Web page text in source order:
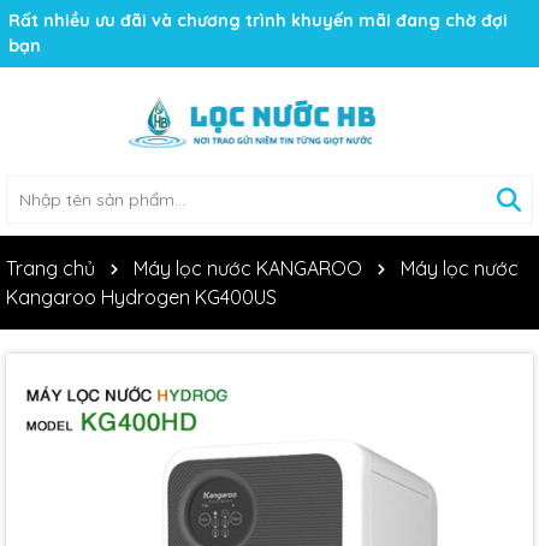
Rất nhiều ưu đãi và chương trình khuyến mãi đang chờ đợi
bạn
Trang chủ Máy lọc nước KANGAROO
Máy lọc nước
Kangaroo Hydrogen KG400US